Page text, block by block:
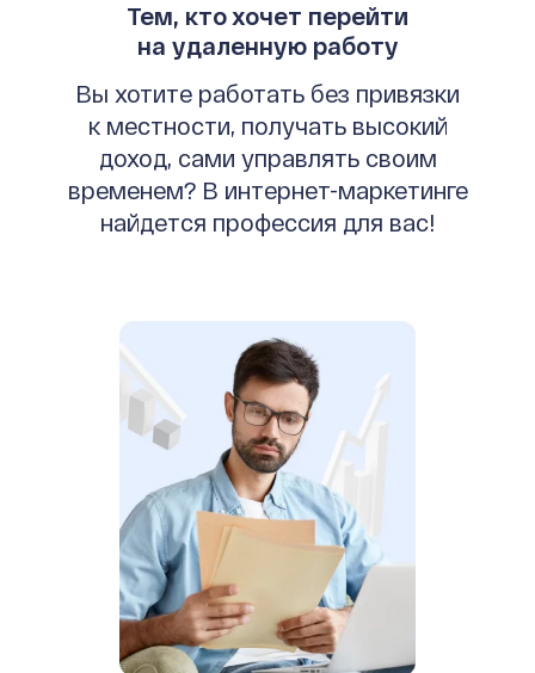
Тем, кто хочет перейти
на удаленную работу
Вы хотите работать без привязки
к местности, получать высокий
доход, сами управлять своим
временем? В интернет-маркетинге
найдется профессия для вас!